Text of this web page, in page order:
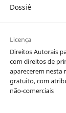
Dossiê
Licença
Direitos Autorais
com direitos de
aparecerem nesta
gratuito, com
não-comerciais